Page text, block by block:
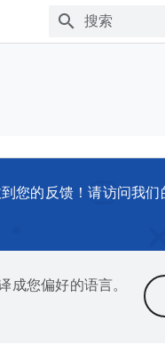
您的反馈！请访问我们
您偏好的语言。